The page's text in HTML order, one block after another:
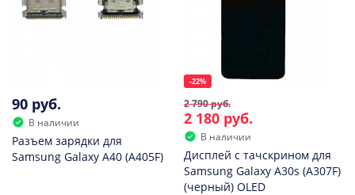
90 руб.
В наличии
Разъем зарядки для
Samsung Galaxy A40 (A405F)
-22%
2 790 руб.
2 180 руб.
В наличии
Дисплей с тачскрином для
Samsung Galaxy A30s (A307F)
(черный) OLED